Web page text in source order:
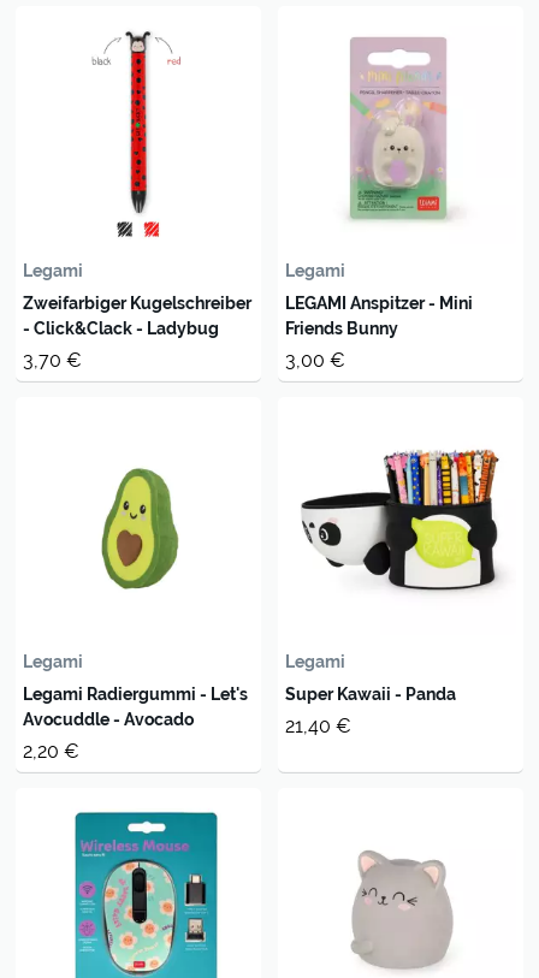
Legami
Zweifarbiger Kugelschreiber
- Click&Clack - Ladybug
3,70 €
Legami
LEGAMI Anspitzer - Mini
Friends Bunny
3,00 €
Legami
Legami Radiergummi - Let's
Avocuddle - Avocado
2,20 €
Legami
Super Kawaii - Panda
21,40 €